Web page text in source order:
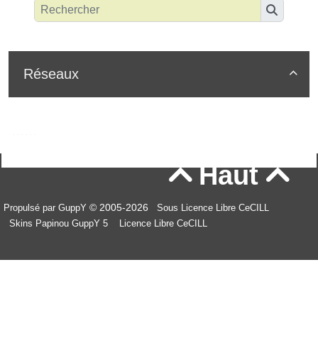

Réseaux
Haut
Propulsé par GuppY © 2005-2026
Sous Licence Libre CeCILL
Skins Papinou GuppY 5
Licence Libre CeCILL